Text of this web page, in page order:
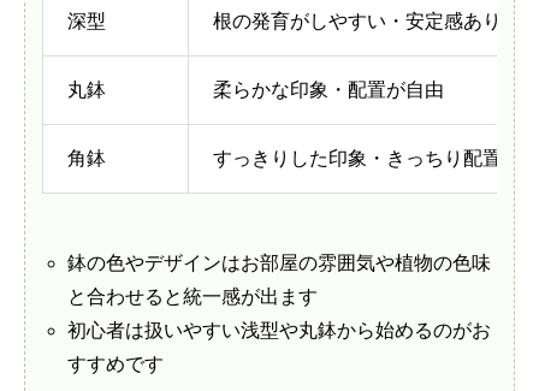
深型 根の発育がしやすい・安定感あり
丸鉢 柔らかな印象・配置が自由
角鉢 すっきりした印象・きっちり配置
鉢の色やデザインはお部屋の雰囲気や植物の色味
と合わせると統一感が出ます
初心者は扱いやすい浅型や丸鉢から始めるのがお
すすめです